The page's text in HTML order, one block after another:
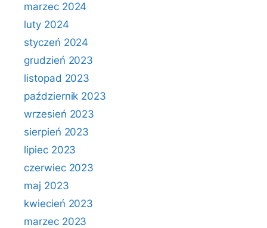
marzec 2024
luty 2024
styczeń 2024
grudzień 2023
listopad 2023
październik 2023
wrzesień 2023
sierpień 2023
lipiec 2023
czerwiec 2023
maj 2023
kwiecień 2023
marzec 2023